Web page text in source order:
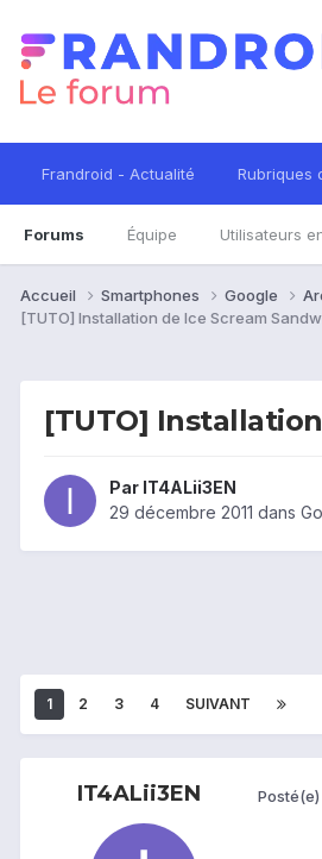
Frandroid - Actualité Rubriques
Forums Équipe Utilisateurs
Accueil Smartphones Google
[TUTO] Installation de Ice Scream
[TUTO]
Par IT4ALii3EN
29 décembre 2011 dans
1 2 3 4 SUIVANT
IT4ALii3EN Posté(e)